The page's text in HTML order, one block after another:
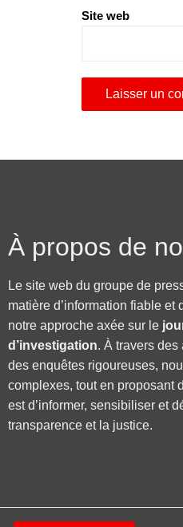
Site web
À propos de
Le site web du groupe de
matière d’information fiable
notre approche axée sur le
d’investigation. À travers
des enquêtes rigoureuses,
complexes, tout en proposant
est d’informer, sensibiliser et
transparence et la justice.